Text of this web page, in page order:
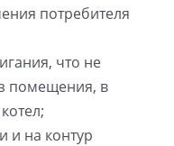
потребителя
что не
помещения, в
и на контур